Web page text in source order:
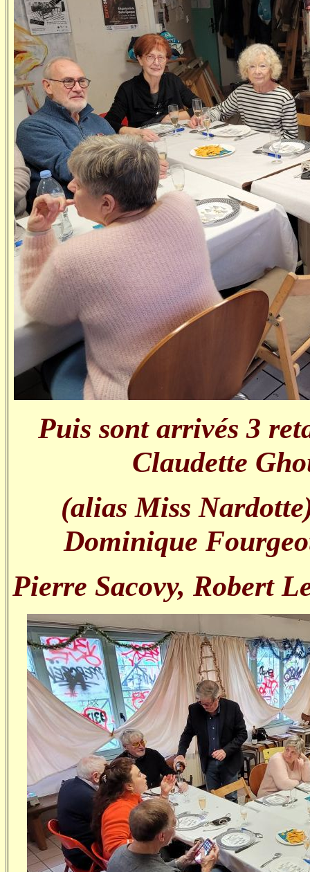
Puis sont arrivés 3
Claudette
(alias Miss
Dominique
Pierre Sacovy, Robert